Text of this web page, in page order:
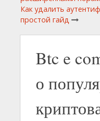
Как удалить
простой гайд
Btc e
о